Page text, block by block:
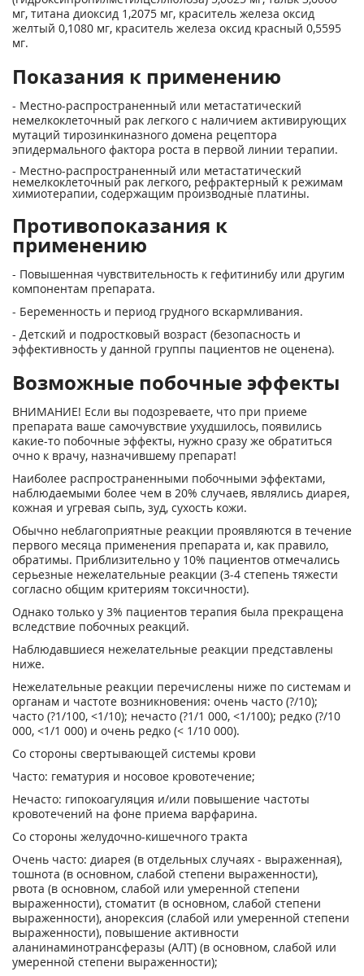
мг, титана диоксид 1,2075 мг, краситель железа оксид
желтый 0,1080 мг, краситель железа оксид красный 0,5595
мг.
Показания к применению
- Местно-распространенный или метастатический
немелкоклеточный рак легкого с наличием активирующих
мутаций тирозинкиназного домена рецептора
эпидермального фактора роста в первой линии терапии.
- Местно-распространенный или метастатический
немелкоклеточный рак легкого, рефрактерный к режимам
химиотерапии, содержащим производные платины.
Противопоказания к
применению
- Повышенная чувствительность к гефитинибу или другим
компонентам препарата.
- Беременность и период грудного вскармливания.
- Детский и подростковый возраст (безопасность и
эффективность у данной группы пациентов не оценена).
Возможные побочные эффекты
ВНИМАНИЕ! Если вы подозреваете, что при приеме
препарата ваше самочувствие ухудшилось, появились
какие-то побочные эффекты, нужно сразу же обратиться
очно к врачу, назначившему препарат!
Наиболее распространенными побочными эффектами,
наблюдаемыми более чем в 20% случаев, являлись диарея,
кожная и угревая сыпь, зуд, сухость кожи.
Обычно неблагоприятные реакции проявляются в течение
первого месяца применения препарата и, как правило,
обратимы. Приблизительно у 10% пациентов отмечались
серьезные нежелательные реакции (3-4 степень тяжести
согласно общим критериям токсичности).
Однако только у 3% пациентов терапия была прекращена
вследствие побочных реакций.
Наблюдавшиеся нежелательные реакции представлены
ниже.
Нежелательные реакции перечислены ниже по системам и
органам и частоте возникновения: очень часто (?/10);
часто (?1/100, <1/10); нечасто (?1/1 000, <1/100); редко (?/10
000, <1/1 000) и очень редко (< 1/10 000).
Со стороны свертывающей системы крови
Часто: гематурия и носовое кровотечение;
Нечасто: гипокоагуляция и/или повышение частоты
кровотечений на фоне приема варфарина.
Со стороны желудочно-кишечного тракта
Очень часто: диарея (в отдельных случаях - выраженная),
тошнота (в основном, слабой степени выраженности),
рвота (в основном, слабой или умеренной степени
выраженности), стоматит (в основном, слабой степени
выраженности), анорексия (слабой или умеренной степени
выраженности), повышение активности
аланинаминотрансферазы (АЛТ) (в основном, слабой или
умеренной степени выраженности);